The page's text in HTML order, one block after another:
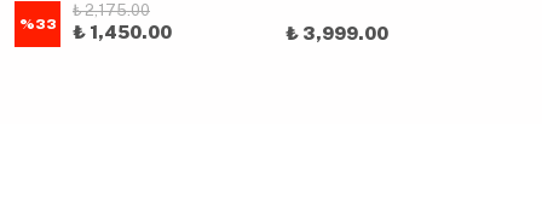
%33
₺ 2,175.00
₺ 1,450.00 ₺ 3,999.00